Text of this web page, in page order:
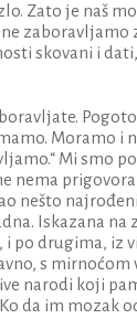
Zato je naš
zaboravljamo
skovani i
Moramo i
Mi smo
nema
Iskazana
po drugima, iz
s
narodi koji
da im mozak